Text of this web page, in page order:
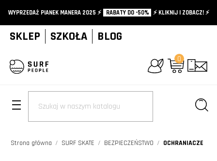
WYPRZEDAŻ PIANEK MANERA 2025 ⚡️ RABATY DO -50% ⚡️ KLIKNIJ I ZOBACZ! ⚡️
SKLEP SZKOŁA BLOG
0
+
Strona główna SURF SKATE BEZPIECZEŃSTWO OCHRANIACZE